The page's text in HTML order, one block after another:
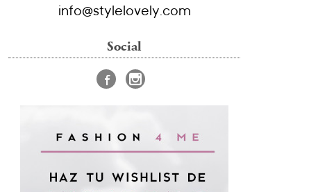
info@stylelovely.com
Social